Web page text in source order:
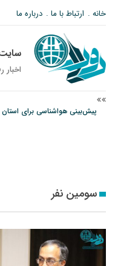
خانه ارتباط با ما درباره ما
پیش‌بینی هواشناسی برای استان
سومین نفر